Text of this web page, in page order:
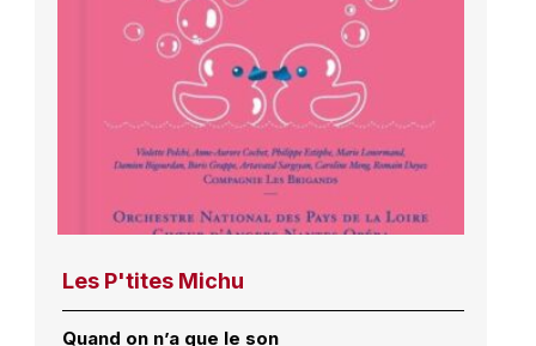
Les P'tites Michu
Quand on n’a que le son